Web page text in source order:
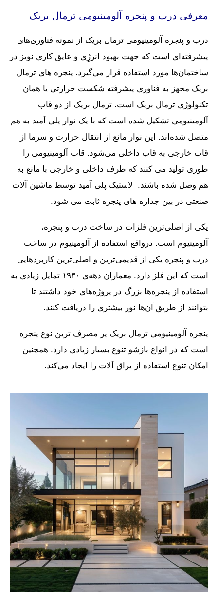
معرفی درب و پنجره آلومینیومی ترمال بریک
درب و پنجره آلومینیومی ترمال بریک از نمونه فناوری‌های
پیشرفته‌ای است که جهت بهبود انرژِی و عایق کاری نویز در
ساختمان‌ها مورد استفاده قرار می‌گیرد. پنجره های ترمال
بریک مجهز به فناوری پیشرفته شکست حرارتی یا همان
تکنولوژی ترمال بریک است. ترمال بریک از دو قاب
آلومینیومی تشکیل شده است که با یک نوار پلی آمید به هم
متصل شده‌اند. این نوار مانع از انتقال حرارت و سرما از
قاب خارجی به قاب داخلی می‌شود. قاب آلومینیومی را
طوری تولید می کنند که طرف داخلی و خارجی با مانع به
هم وصل شده باشند. لاستیک پلی آمید توسط ماشین آلات
صنعتی در بین جداره های پنجره ثابت می شود.
یک‍ی از اصلی‌ترین فلزات در ساخت درب و پنجره،
آلومینیوم است. درواقع استفاده از آلومینیوم در ساخت
درب و پنجره یکی از قدیمی‌ترین و اصلی‌ترین کاربردهایی
است که این فلز دارد. معماران دهه‌ی ۱۹۳۰ تمایل زیادی به
استفاده از پنجره‌ها بزرگ در پروژه‌های خود داشتند تا
بتوانند از طریق آن‌ها نور بیشتری را دریافت کنند.
پنجره آلومینیومی ترمال بریک پر مصرف ترین نوع پنجره
است که در انواع بازشو تنوع بسیار زیادی دارد. همچنین
امکان تنوع استفاده از یراق آلات را ایجاد می‌کند.